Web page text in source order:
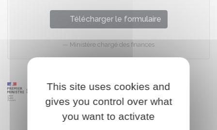
Télécharger le formulaire
Ministère chargé des finances
This site uses cookies and
gives you control over what
you want to activate